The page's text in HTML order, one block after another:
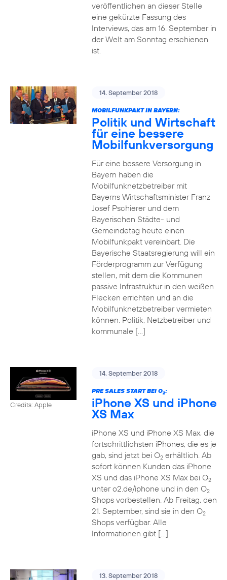
veröffentlichen an dieser Stelle
eine gekürzte Fassung des
Interviews, das am 16. September in
der Welt am Sonntag erschienen
ist.
14. September 2018
MOBILFUNKPAKT IN BAYERN:
Politik und Wirtschaft
für eine bessere
Mobilfunkversorgung
Für eine bessere Versorgung in
Bayern haben die
Mobilfunknetzbetreiber mit
Bayerns Wirtschaftsminister Franz
Josef Pschierer und dem
Bayerischen Städte- und
Gemeindetag heute einen
Mobilfunkpakt vereinbart. Die
Bayerische Staatsregierung will ein
Förderprogramm zur Verfügung
stellen, mit dem die Kommunen
passive Infrastruktur in den weißen
Flecken errichten und an die
Mobilfunknetzbetreiber vermieten
können. Politik, Netzbetreiber und
kommunale […]
Credits: Apple
14. September 2018
PRE SALES START BEI O2:
iPhone XS und iPhone
XS Max
iPhone XS und iPhone XS Max, die
fortschrittlichsten iPhones, die es je
gab, sind jetzt bei O2erhältlich. Ab
sofort können Kunden das iPhone
XS und das iPhone XS Max bei O2
unter o2.de/iphone und in den O2
Shops vorbestellen. Ab Freitag, den
21. September, sind sie in den O2
Shops verfügbar. Alle
Informationen gibt […]
13. September 2018